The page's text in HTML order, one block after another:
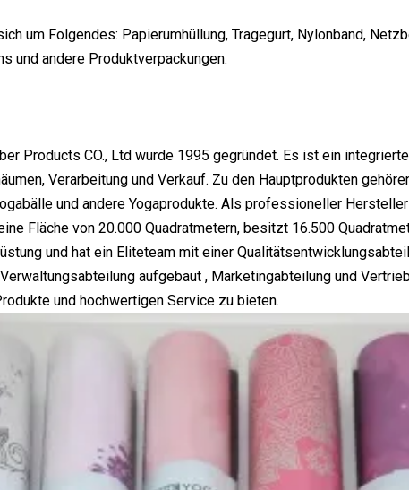
um Folgendes: Papierumhüllung, Tragegurt, Nylonband,
und andere Produktverpackungen.
Products CO., Ltd wurde 1995 gegründet. Es ist ein
Verarbeitung und Verkauf. Zu den Hauptprodukten
und andere Yogaprodukte. Als professioneller
Fläche von 20.000 Quadratmetern, besitzt 16.500
und hat ein Eliteteam mit einer
aufgebaut , Marketingabteilung und
und hochwertigen Service zu bieten.